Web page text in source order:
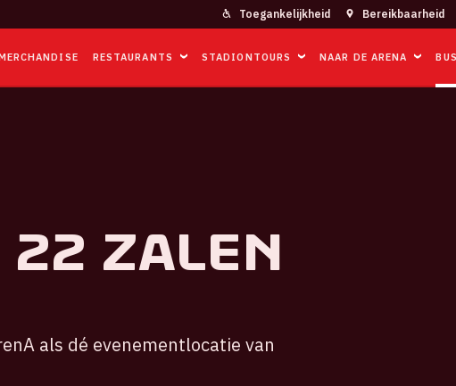
Toegankelijkheid Bereikbaarheid
RESTAURANTS STADIONTOURS NAAR DE ARENA
22 zalen
als dé evenementlocatie van